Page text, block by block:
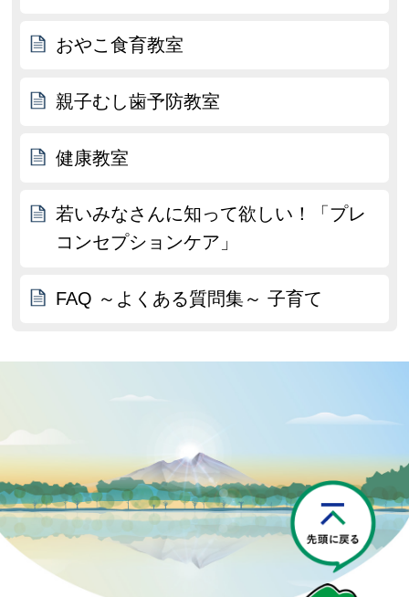
おやこ食育教室
親子むし歯予防教室
健康教室
若いみなさんに知って欲しい！「プレ
コンセプションケア」
FAQ ～よくある質問集～ 子育て